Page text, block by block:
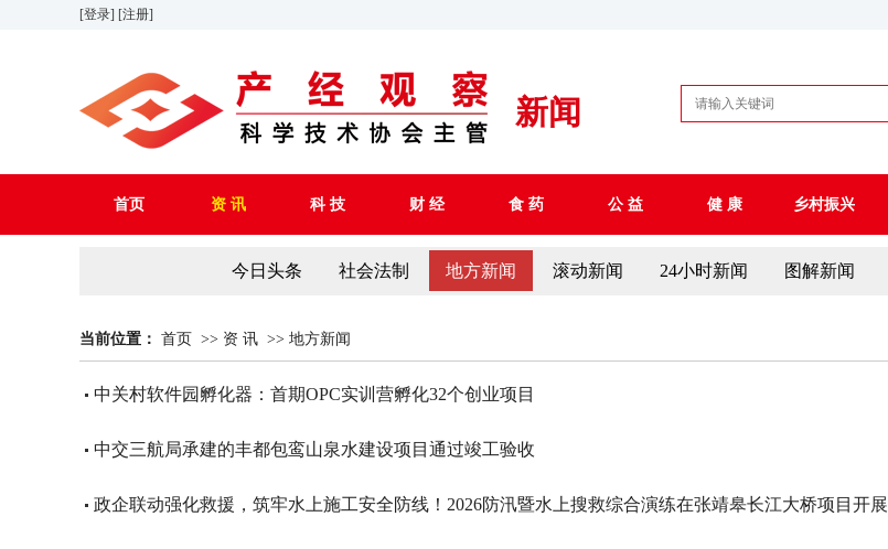
[登录] [注册]
新闻
首页 资 讯 科 技 财 经 食 药 公 益 健 康 乡村振兴
今日头条 社会法制 地方新闻 滚动新闻 24小时新闻 图解新闻
当前位置： 首页 >> 资 讯 >> 地方新闻
中关村软件园孵化器：首期OPC实训营孵化32个创业项目
中交三航局承建的丰都包鸾山泉水建设项目通过竣工验收
政企联动强化救援，筑牢水上施工安全防线！2026防汛暨水上搜救综合演练在张靖皋长江大桥项目开展​